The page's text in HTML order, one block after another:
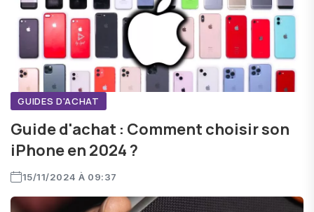
GUIDES D'ACHAT
Guide d'achat : Comment choisir son
iPhone en 2024 ?
15/11/2024 À 09:37